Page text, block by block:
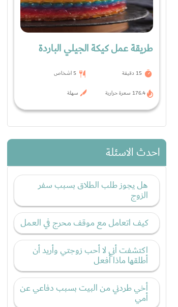
طريقة عمل كيكة الجيلي الباردة
15 دقيقة 5 اشخاص
176.4 سعرة حرارية سهلة
احدث الاسئلة
هل يجوز طلب الطلاق بسبب سفر
الزوج
كيف اتعامل مع موقف محرج في العمل
اكتشفت أني لا أحب زوجتي وأريد أن
أطلقها ماذا أفعل
أخي طردني من البيت بسبب دفاعي عن
أمي